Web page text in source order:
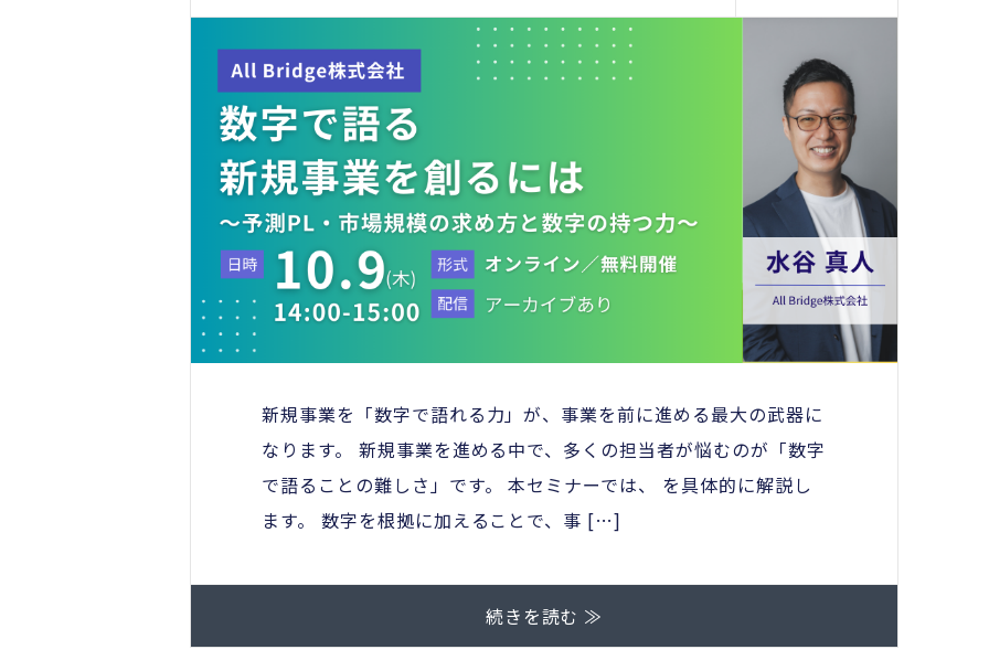
新規事業を「数字で語れる力」が、事業を前に進める最大の武器に
なります。 新規事業を進める中で、多くの担当者が悩むのが「数字
で語ることの難しさ」です。 本セミナーでは、 を具体的に解説し
ます。 数字を根拠に加えることで、事 […]
続きを読む ≫